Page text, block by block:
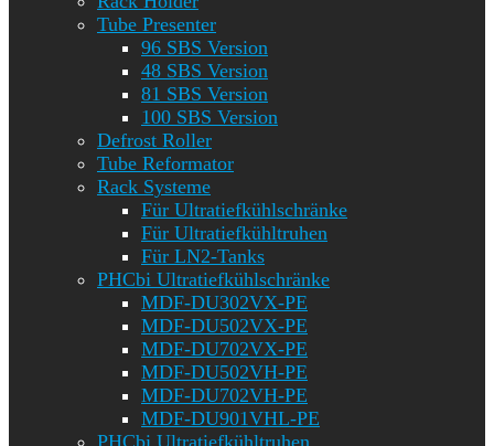
Tube Presenter
96 SBS Version
48 SBS Version
81 SBS Version
100 SBS Version
Defrost Roller
Tube Reformator
Rack Systeme
Für Ultratiefkühlschränke
Für Ultratiefkühltruhen
Für LN2-Tanks
PHCbi Ultratiefkühlschränke
MDF-DU302VX-PE
MDF-DU502VX-PE
MDF-DU702VX-PE
MDF-DU502VH-PE
MDF-DU702VH-PE
MDF-DU901VHL-PE
PHCbi Ultratiefkühltruhen